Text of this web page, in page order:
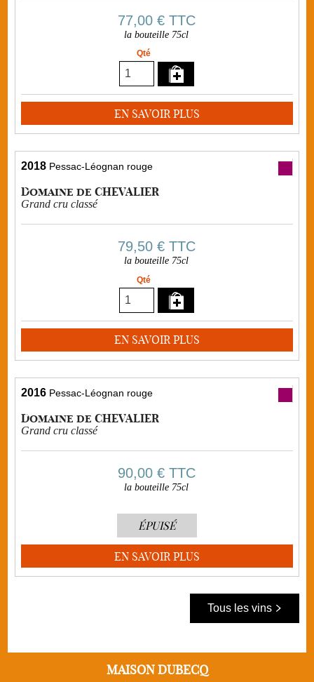
77,00 €TTC
la bouteille 75cl
Qté
EN SAVOIR PLUS
2018 Pessac-Léognan rouge
Domaine de CHEVALIER
Grand cru classé
79,50 €TTC
la bouteille 75cl
Qté
EN SAVOIR PLUS
2016 Pessac-Léognan rouge
Domaine de CHEVALIER
Grand cru classé
90,00 €TTC
la bouteille 75cl
ÉPUISÉ
EN SAVOIR PLUS
Tous les vins
MAISON DUBECQ